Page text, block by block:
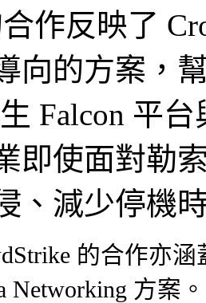
作反映了
向的方案，
Falcon 平
即使面對勒
、減少停機
的合作亦涵
Networking 方案